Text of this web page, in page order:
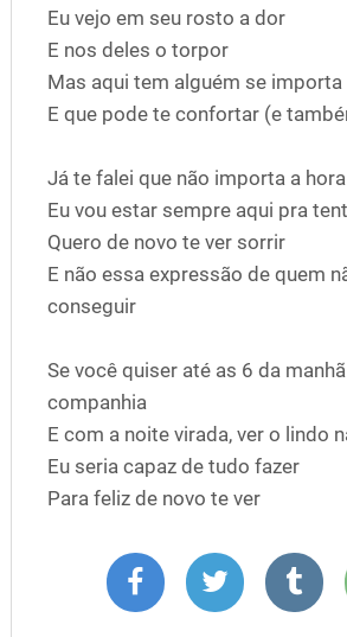
Eu vejo em seu rosto a dor
E nos deles o torpor
Mas aqui tem alguém se importa
E que pode te confortar (e
Já te falei que não importa a
Eu vou estar sempre aqui pra
Quero de novo te ver sorrir
E não essa expressão de quem
conseguir
Se você quiser até as 6 da
companhia
E com a noite virada, ver o lindo
Eu seria capaz de tudo fazer
Para feliz de novo te ver